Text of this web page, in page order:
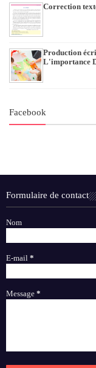
Correction
Production
L'importance
Facebook
Formulaire de contact
Nom
E-mail *
Message *